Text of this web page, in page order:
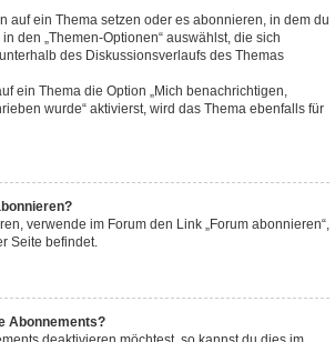
auf ein Thema setzen oder es abonnieren, in dem du
den „Themen-Optionen“ auswählst, die sich
des Diskussionsverlaufs des Themas
ein Thema die Option „Mich benachrichtigen,
wurde“ aktivierst, wird das Thema ebenfalls für
verwende im Forum den Link „Forum abonnieren“,
Seite befindet.
Abonnements?